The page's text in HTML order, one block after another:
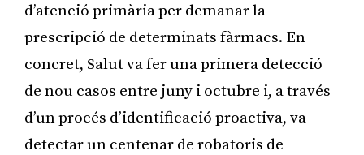
d’atenció primària per demanar la
prescripció de determinats fàrmacs. En
concret, Salut va fer una primera detecció
de nou casos entre juny i octubre i, a través
d’un procés d’identificació proactiva, va
detectar un centenar de robatoris de